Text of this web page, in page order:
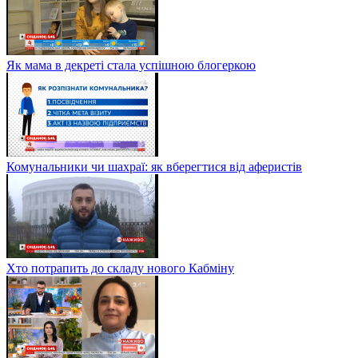
Як мама в декреті стала успішною блогеркою
Комунальники чи шахраї: як вберегтися від аферистів
Хто потрапить до складу нового Кабміну